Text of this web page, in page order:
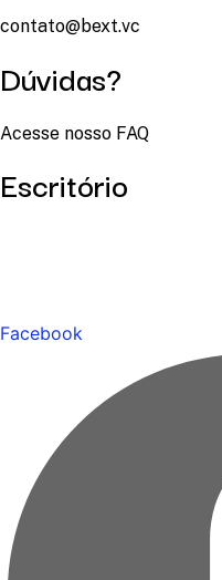
contato@bext.vc
Dúvidas?
Acesse nosso FAQ
Escritório
Facebook